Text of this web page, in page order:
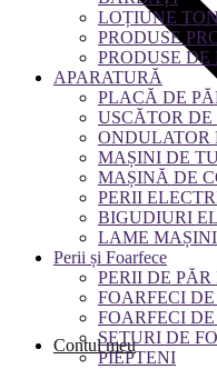
Contul meu
LOȚIUNE
PRODUSE
PRODUSE
APARATURĂ
PLACĂ DE
USCĂTOR DE
ONDULATOR
MAȘINI DE
MAȘINĂ DE
PERII
BIGUDIURI
LAME
Perii și Foarfece
PERII DE PĂR
FOARFECI
FOARFECI
SETURI DE
PIEPTENI